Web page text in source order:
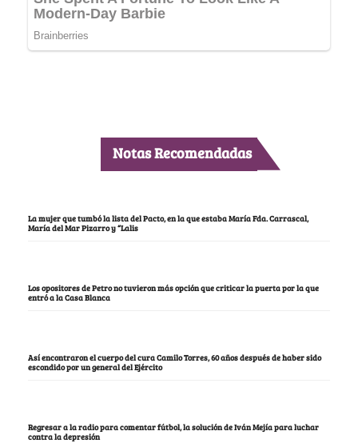
Notas Recomendadas
La mujer que tumbó la lista del Pacto, en la que estaba María Fda. Carrascal,
María del Mar Pizarro y “Lalis
Los opositores de Petro no tuvieron más opción que criticar la puerta por la que
entró a la Casa Blanca
Así encontraron el cuerpo del cura Camilo Torres, 60 años después de haber sido
escondido por un general del Ejército
Regresar a la radio para comentar fútbol, la solución de Iván Mejía para luchar
contra la depresión